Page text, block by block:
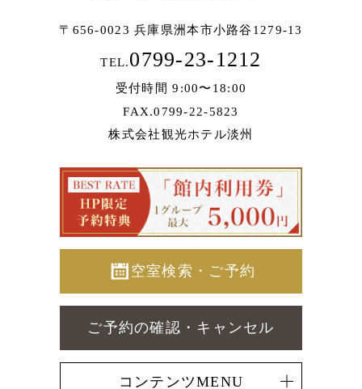
〒656-0023 兵庫県洲本市小路谷1279-13
TEL.0799-23-1212
受付時間 9:00〜18:00
FAX.0799-22-5823
株式会社観光ホテル淡州
空室検索・ご予約
ご予約の確認・キャンセル
コンテンツMENU